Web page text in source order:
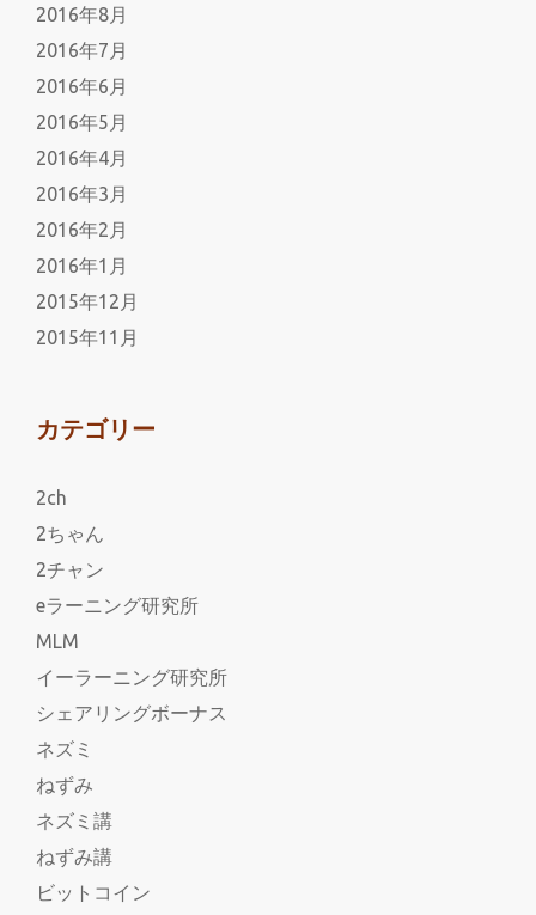
2016年8月
2016年7月
2016年6月
2016年5月
2016年4月
2016年3月
2016年2月
2016年1月
2015年12月
2015年11月
カテゴリー
2ch
2ちゃん
2チャン
eラーニング研究所
MLM
イーラーニング研究所
シェアリングボーナス
ネズミ
ねずみ
ネズミ講
ねずみ講
ビットコイン